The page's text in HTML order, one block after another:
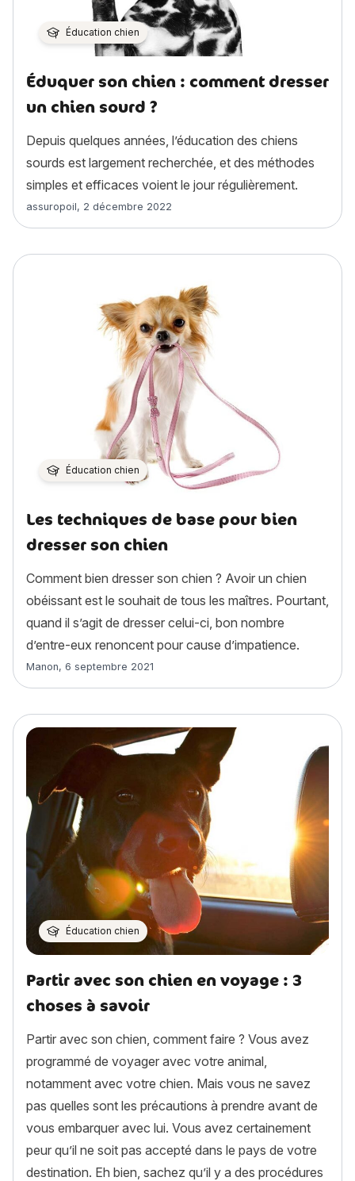
Éducation chien
Éduquer son chien : comment dresser
un chien sourd ?
Depuis quelques années, l’éducation des chiens
sourds est largement recherchée, et des méthodes
simples et efficaces voient le jour régulièrement.
Article rédigé par
assuropoil, 2 décembre 2022
Éducation chien
Les techniques de base pour bien
dresser son chien
Comment bien dresser son chien ? Avoir un chien
obéissant est le souhait de tous les maîtres. Pourtant,
quand il s’agit de dresser celui-ci, bon nombre
d’entre-eux renoncent pour cause d’impatience.
Article rédigé par
Manon, 6 septembre 2021
Éducation chien
Partir avec son chien en voyage : 3
choses à savoir
Partir avec son chien, comment faire ? Vous avez
programmé de voyager avec votre animal,
notamment avec votre chien. Mais vous ne savez
pas quelles sont les précautions à prendre avant de
vous embarquer avec lui. Vous avez certainement
peur qu’il ne soit pas accepté dans le pays de votre
destination. Eh bien, sachez qu’il y a des procédures